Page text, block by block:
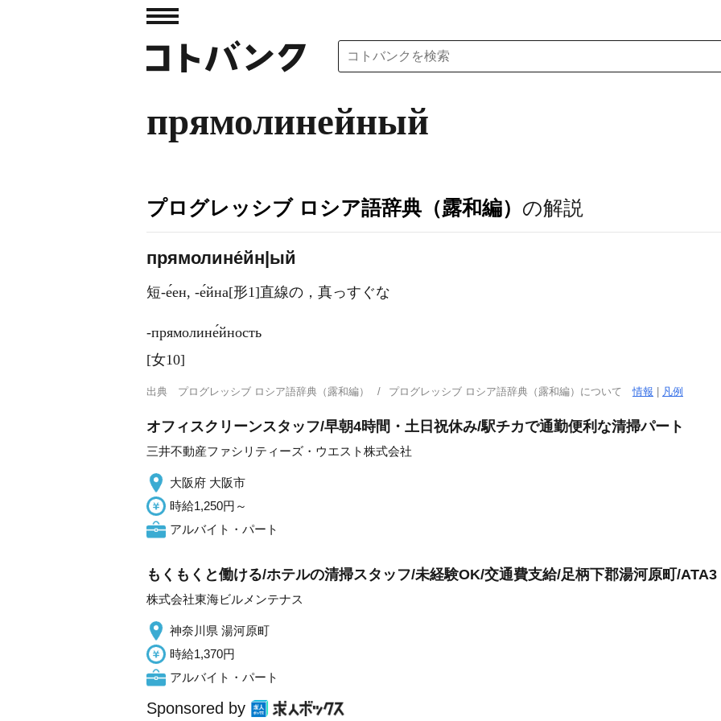
прямолинейный
プログレッシブ ロシア語辞典（露和編） の解説
прямолине́йн|ый
短-е́ен, -е́йна[形1]直線の，真っすぐな
‐прямолине́йность
[女10]
出典 プログレッシブ ロシア語辞典（露和編） プログレッシブ ロシア語辞典（露和編）について情報 凡例
オフィスクリーンスタッフ/早朝4時間・土日祝休み/駅チカで通勤便利な清掃パート
三井不動産ファシリティーズ・ウエスト株式会社
大阪府 大阪市
時給1,250円～
アルバイト・パート
もくもくと働ける/ホテルの清掃スタッフ/未経験OK/交通費支給/足柄下郡湯河原町/ATA3
株式会社東海ビルメンテナス
神奈川県 湯河原町
時給1,370円
アルバイト・パート
Sponsored by